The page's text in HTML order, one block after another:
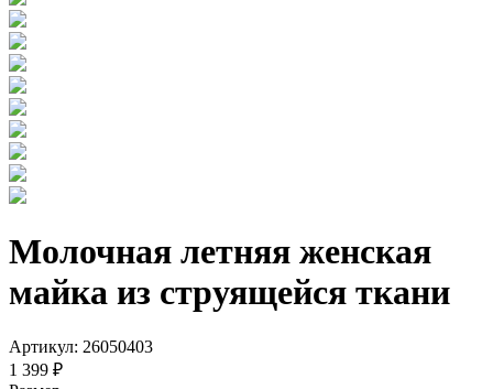
Молочная летняя женская
майка из струящейся ткани
Артикул: 26050403
1 399 ₽